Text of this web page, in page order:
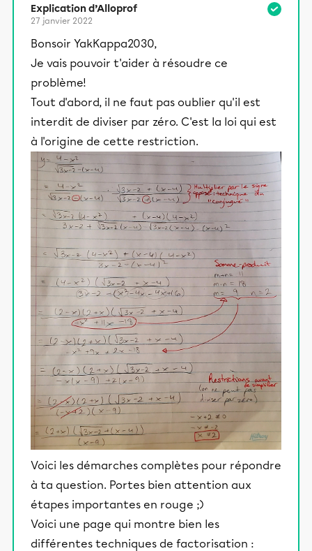
Explication d’Alloprof
27 janvier 2022
Bonsoir YakKappa2030,
Je vais pouvoir t'aider à résoudre ce
problème!
Tout d'abord, il ne faut pas oublier qu'il est
interdit de diviser par zéro. C'est la loi qui est
à l'origine de cette restriction.
Voici les démarches complètes pour répondre
à ta question. Portes bien attention aux
étapes importantes en rouge ;)
Voici une page qui montre bien les
différentes techniques de factorisation :